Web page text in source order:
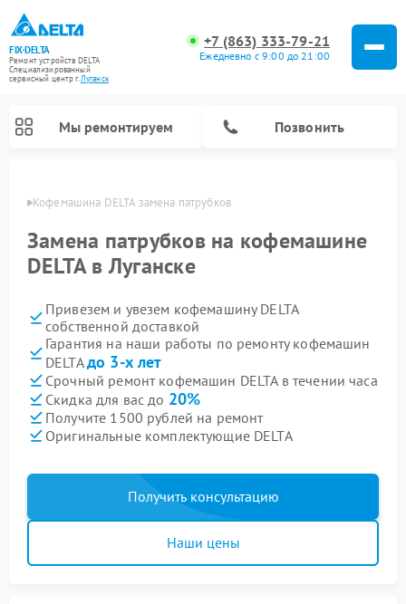
FIX-DELTA
Ремонт устройств DELTA
Специализированный
cервисный центр г.Луганск
+7 (863) 333-79-21
Ежедневно с 9:00 до 21:00
Мы ремонтируем Позвонить
Кофемашина DELTA замена патрубков
Замена патрубков на кофемашине
DELTA в Луганске
Привезем и увезем кофемашину DELTA
собственной доставкой
Гарантия на наши работы по ремонту кофемашин
DELTAдо 3-х лет
Срочный ремонт кофемашин DELTA в течении часа
Скидка для вас до 20%
Получите 1500 рублей на ремонт
Оригинальные комплектующие DELTA
Получить консультацию
Наши цены